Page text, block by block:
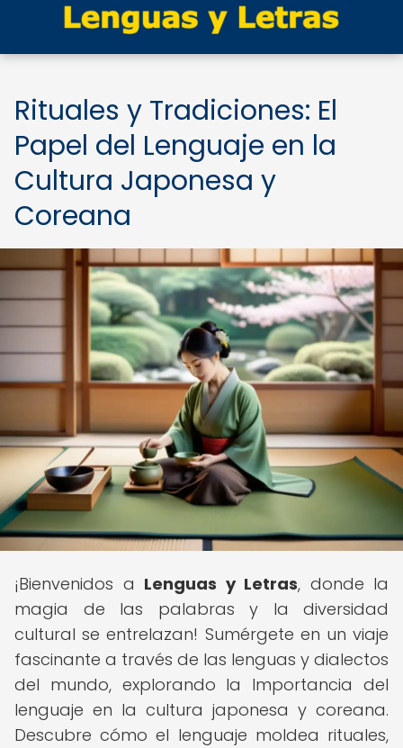
Rituales y Tradiciones: El
Papel del Lenguaje en la
Cultura Japonesa y
Coreana
¡Bienvenidos a Lenguas y Letras, donde la
magia de las palabras y la diversidad
cultural se entrelazan! Sumérgete en un viaje
fascinante a través de las lenguas y dialectos
del mundo, explorando la Importancia del
lenguaje en la cultura japonesa y coreana.
Descubre cómo el lenguaje moldea rituales,